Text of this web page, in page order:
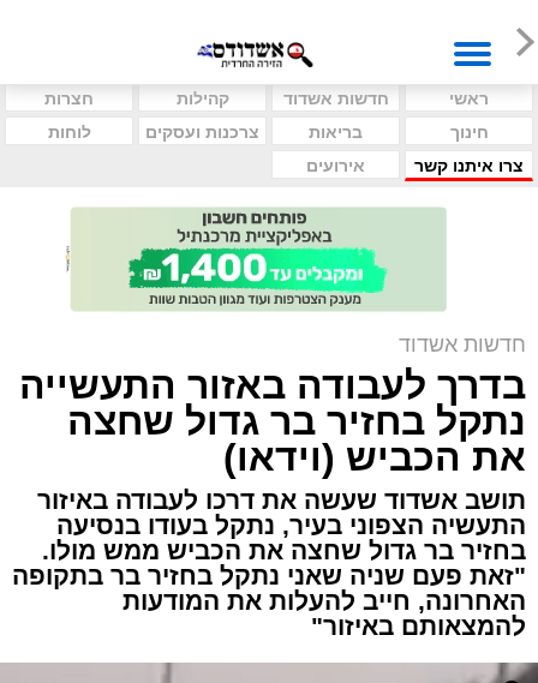
ראשי חדשות אשדוד קהילות
חצרות
חינוך
בריאות צרכנות ועסקים
לוחות
צרו איתנו קשר
אירועים
חדשות אשדוד
בדרך לעבודה באזור התעשייה
נתקל בחזיר בר גדול שחצה
את הכביש (וידאו)
תושב אשדוד שעשה את דרכו לעבודה באיזור
התעשיה הצפוני בעיר, נתקל בעודו בנסיעה
בחזיר בר גדול שחצה את הכביש ממש מולו.
"זאת פעם שניה שאני נתקל בחזיר בר בתקופה
האחרונה, חייב להעלות את המודעות
להמצאותם באיזור"